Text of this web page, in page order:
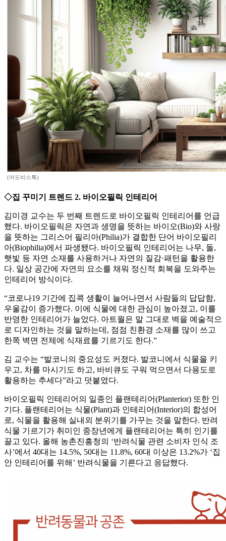
(어도비스톡)
◇집 꾸미기 트렌드 2. 바이오필릭 인테리어
김미경 교수는 두 번째 트렌드로 바이오필릭 인테리어를 언급
했다. 바이오필릭은 자연과 생명을 뜻하는 바이오(Bio)와 사랑
을 뜻하는 그리스어 필리아(Philia)가 결합한 단어 바이오필리
아(Biophilia)에서 파생됐다. 바이오필릭 인테리어는 나무, 돌,
햇빛 등 자연 소재를 사용하거나 자연의 질감·패턴을 활용한
다. 일상 공간에 자연의 요소를 채워 정신적 회복을 도와주는
인테리어 방식이다.
“코로나19 기간에 집콕 생활이 늘어나면서 사람들의 답답함,
우울감이 증가했다. 이에 식물에 대한 관심이 높아졌고, 이를
반영한 인테리어가 늘었다. 아트월은 말 그대로 벽을 예술적으
로 디자인하는 것을 말하는데, 점점 친환경 소재를 많이 쓰고
한쪽 벽면 전체에 식재료를 기르기도 한다.”
김 교수는 “발코니의 중요성도 커졌다. 발코니에서 식물을 키
우고, 차를 마시기도 하고, 바비큐도 구워 먹으면서 다용도로
활용하는 추세다”라고 덧붙였다.
바이오필릭 인테리어의 일종인 플랜테리어(Planterior) 또한 인
기다. 플랜테리어는 식물(Plant)과 인테리어(Interior)의 합성어
로, 식물을 활용해 실내외 분위기를 가꾸는 것을 말한다. 반려
식물 기르기가 취미인 중장년에게 플랜테리어는 특히 인기를
끌고 있다. 올해 농촌진흥청의 ‘반려식물 관련 소비자 인식 조
사’에서 40대는 14.5%, 50대는 11.8%, 60대 이상은 13.2%가 ‘집
안 인테리어를 위해’ 반려식물을 기른다고 응답했다.